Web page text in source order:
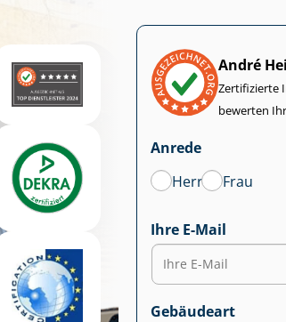
André
Zertifizierte
bewerten
Anrede
Herr
Frau
Ihre E-Mail
Gebäudeart